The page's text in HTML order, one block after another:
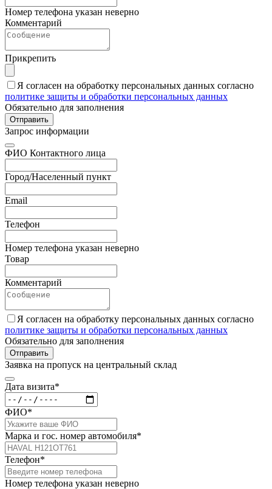
Номер телефона указан неверно
Комментарий
Прикрепить
Я согласен на обработку персональных данных согласно
политике защиты и обработки персональных данных
Обязательно для заполнения
Отправить
Запрос информации
ФИО Контактного лица
Город/Населенный пункт
Email
Телефон
Номер телефона указан неверно
Товар
Комментарий
Я согласен на обработку персональных данных согласно
политике защиты и обработки персональных данных
Обязательно для заполнения
Отправить
Заявка на пропуск на центральный склад
Дата визита*
ФИО*
Марка и гос. номер автомобиля*
Телефон*
Номер телефона указан неверно